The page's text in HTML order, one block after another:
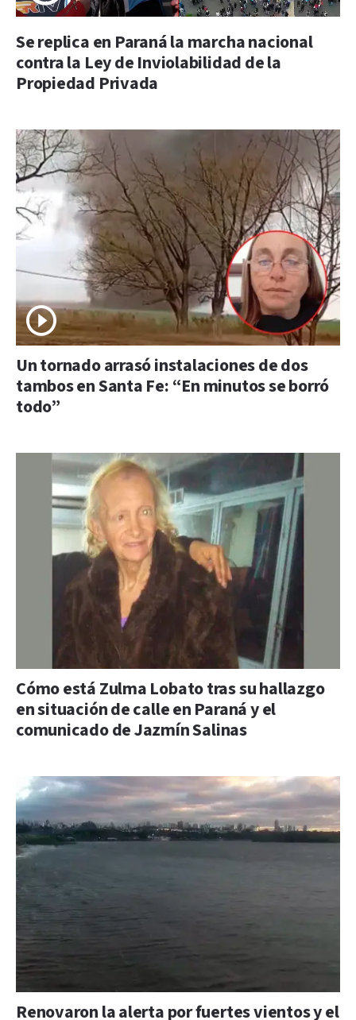
Se replica en Paraná la marcha nacional
contra la Ley de Inviolabilidad de la
Propiedad Privada
Un tornado arrasó instalaciones de dos
tambos en Santa Fe: “En minutos se borró
todo”
Cómo está Zulma Lobato tras su hallazgo
en situación de calle en Paraná y el
comunicado de Jazmín Salinas
Renovaron la alerta por fuertes vientos y el